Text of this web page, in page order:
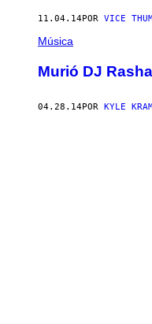
11.04.14POR VICE
Música
Murió DJ
04.28.14POR KYLE